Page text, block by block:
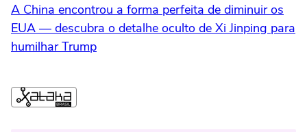
A China encontrou a forma perfeita de diminuir os
EUA — descubra o detalhe oculto de Xi Jinping para
humilhar Trump